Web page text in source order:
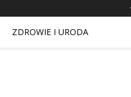
ZDROWIE I URODA